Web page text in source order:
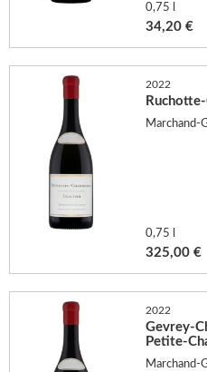
0,75 l
34,20 €
2022
Marchand-
0,75 l
325,00 €
2022
Gevrey-
Petite-
Marchand-